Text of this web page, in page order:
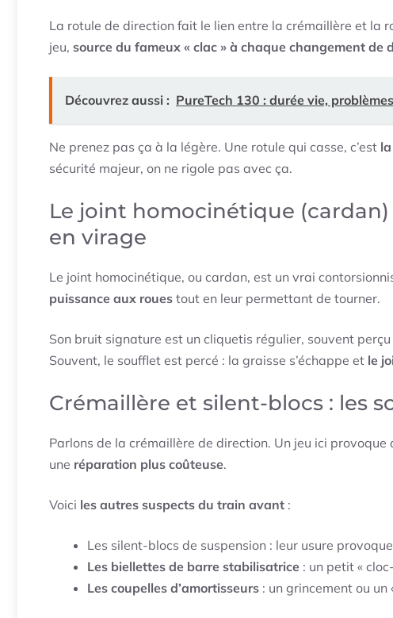
La rotule de direction fait le lien entre la crémaillère et la
jeu, source du fameux « clac » à chaque changement de
Découvrez aussi : PureTech 130 : durée vie,
Ne prenez pas ça à la légère. Une rotule qui casse, c’est
sécurité majeur, on ne rigole pas avec ça.
Le joint homocinétique (cardan)
en virage
Le joint homocinétique, ou cardan, est un vrai
puissance aux roues tout en leur permettant de tourner.
Son bruit signature est un cliquetis régulier, souvent
Souvent, le soufflet est percé : la graisse s’échappe et le
Crémaillère et silent-blocs : les
Parlons de la crémaillère de direction. Un jeu ici
une réparation plus coûteuse.
Voici les autres suspects du train avant :
Les silent-blocs de suspension : leur usure
Les biellettes de barre stabilisatrice : un petit «
Les coupelles d’amortisseurs : un grincement ou un